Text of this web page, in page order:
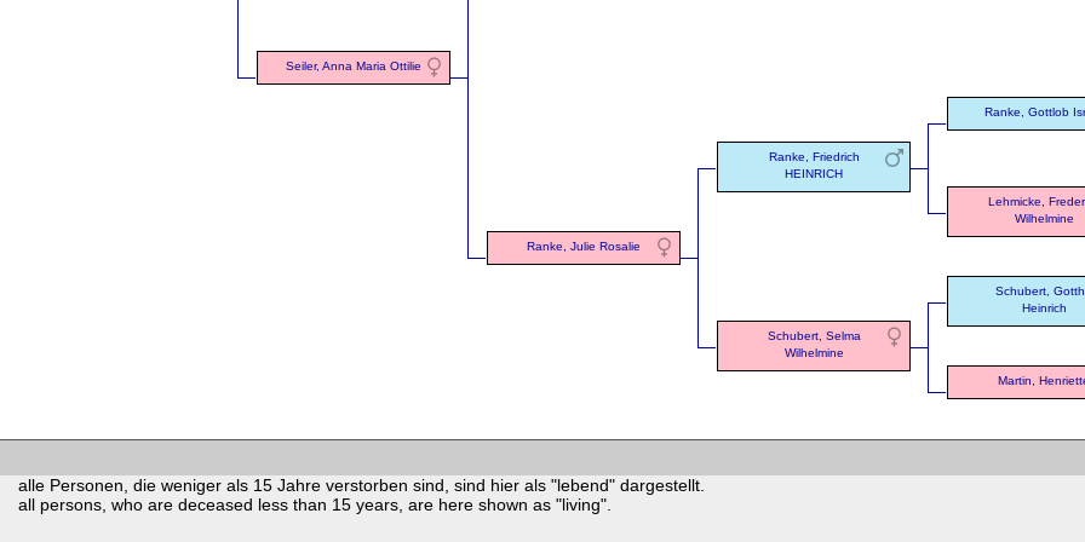
Seiler, Anna Maria Ottilie
Ranke, Julie Rosalie
Ranke, Friedrich
HEINRICH
Ranke, Gottlob
Lehmicke,
Wilhelmine
Schubert, Selma
Wilhelmine
Schubert,
Heinrich
Martin,
alle Personen, die weniger als 15 Jahre verstorben sind, sind hier als "lebend" dargestellt.
all persons, who are deceased less than 15 years, are here shown as "living".